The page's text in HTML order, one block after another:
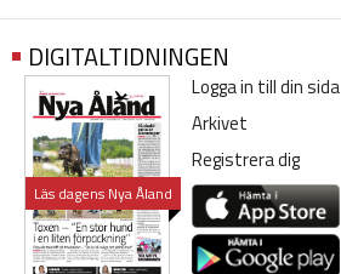
DIGITALTIDNINGEN
Läs dagens Nya Åland
Logga in till din sida
Arkivet
Registrera dig